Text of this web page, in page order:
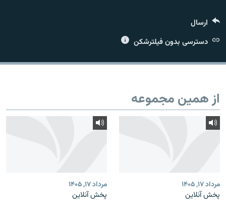
زبان‌های دیگر
ارسال
دسترسی بدون فیلترشکن
از همین مجموعه
مرداد ۱۷, ۱۴۰۵
پخش آنلاین
مرداد ۱۷, ۱۴۰۵
پخش آنلاین